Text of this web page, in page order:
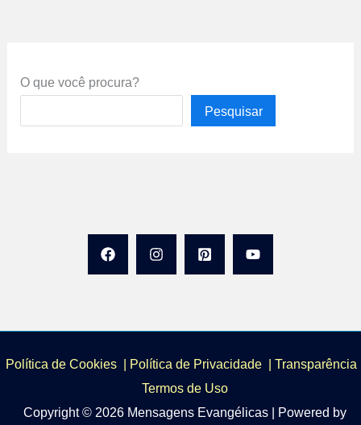
O que você procura?
Pesquisar
Política de Cookies | Política de Privacidade | Transparência
Termos de Uso
Copyright © 2026 Mensagens Evangélicas | Powered by